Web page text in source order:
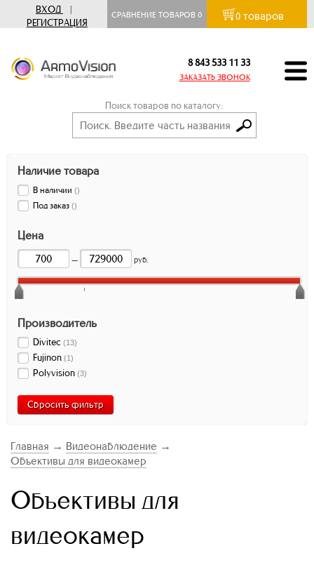
ВХОД
|
РЕГИСТРАЦИЯ
СРАВНЕНИЕ ТОВАРОВ0 0 товаров
8 843 533 11 33
ЗАКАЗАТЬ ЗВОНОК
Поиск товаров по каталогу:
Наличие товара
В наличии ()
Под заказ ()
Цена
— руб.
Производитель
Divitec (13)
Fujinon (1)
Polyvision (3)
Сбросить фильтр
Главная → Видеонаблюдение →
Объективы для видеокамер
Объективы для
видеокамер